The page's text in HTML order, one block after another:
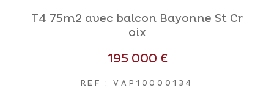
T4 75m2 avec balcon Bayonne St Cr
oix
195 000 €
REF : VAP10000134